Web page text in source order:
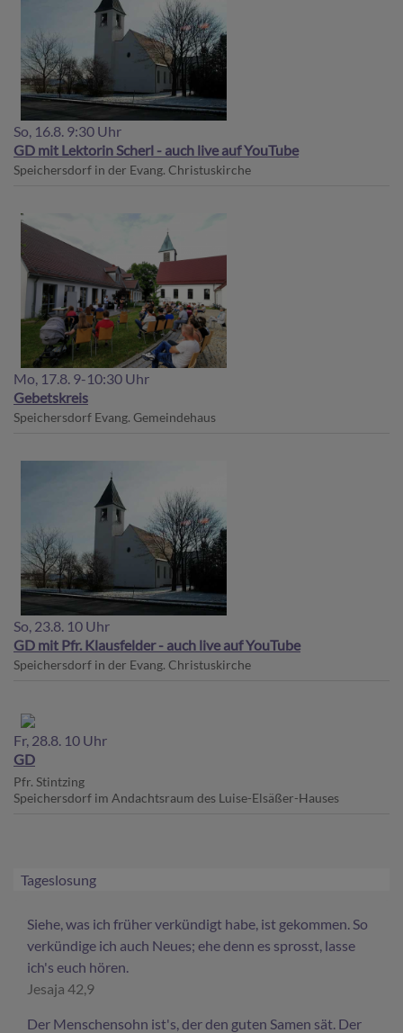
So, 16.8. 9:30 Uhr
GD mit Lektorin Scherl - auch live auf YouTube
Speichersdorf in der Evang. Christuskirche
Mo, 17.8. 9-10:30 Uhr
Gebetskreis
Speichersdorf Evang. Gemeindehaus
So, 23.8. 10 Uhr
GD mit Pfr. Klausfelder - auch live auf YouTube
Speichersdorf in der Evang. Christuskirche
Fr, 28.8. 10 Uhr
GD
Pfr. Stintzing
Speichersdorf im Andachtsraum des Luise-Elsäßer-Hauses
Tageslosung
Siehe, was ich früher verkündigt habe, ist gekommen. So
verkündige ich auch Neues; ehe denn es sprosst, lasse
ich's euch hören.
Jesaja 42,9
Der Menschensohn ist's, der den guten Samen sät. Der